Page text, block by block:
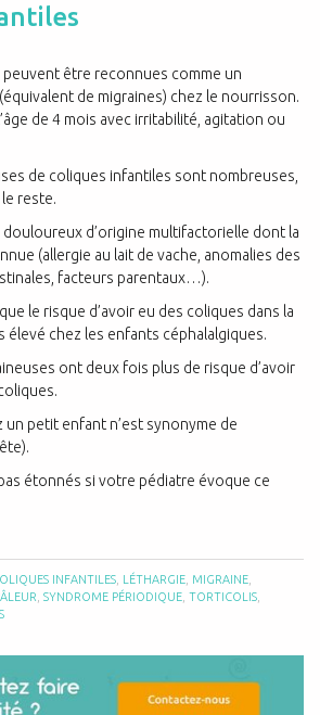
être reconnues comme un
de migraines) chez le nourrisson.
de 4 mois avec irritabilité, agitation ou
de coliques infantiles sont nombreuses,
reste.
douloureux d’origine multifactorielle dont la
(allergie au lait de vache, anomalies des
facteurs parentaux…).
le risque d’avoir eu des coliques dans la
élevé chez les enfants céphalalgiques.
ont deux fois plus de risque d’avoir
petit enfant n’est synonyme de
étonnés si votre pédiatre évoque ce
INFANTILES LÉTHARGIE MIGRAINE
SYNDROME PÉRIODIQUE TORTICOLIS